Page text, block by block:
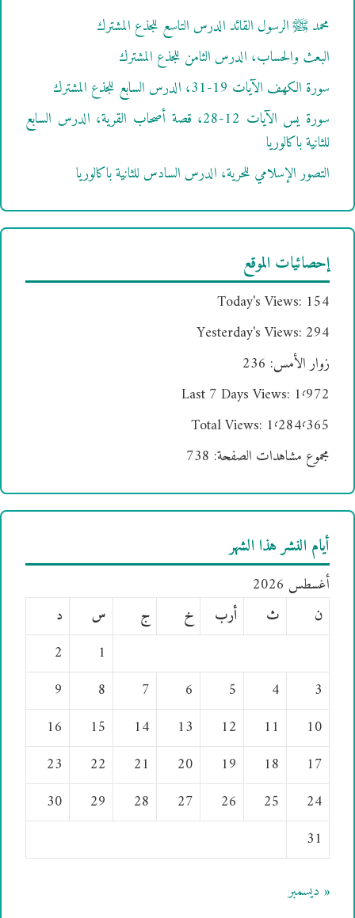
محمد ﷺ الرسول القائد الدرس التاسع للجذع المشترك
البعث والحساب، الدرس الثامن للجذع المشترك
سورة الكهف الآيات 19-31، الدرس السابع للجذع المشترك
سورة يس الآيات 12-28، قصة أصحاب القرية، الدرس السابع
للثانية باكالوريا
التصور الإسلامي للحرية، الدرس السادس للثانية باكالوريا
إحصائيات الموقع
Today's Views: 154
Yesterday's Views: 294
زوار الأمس: 236
Last 7 Days Views: 1٬972
Total Views: 1٬284٬365
مجموع مشاهدات الصفحة: 738
أيام النشر هذا الشهر
أغسطس 2026
ن
ث أرب خ ج س
د
1
2
3
4
5
6
7
8
9
10
11
12
13
14
15
16
17
18
19
20
21
22
23
24
25
26
27
28
29
30
31
« ديسمبر